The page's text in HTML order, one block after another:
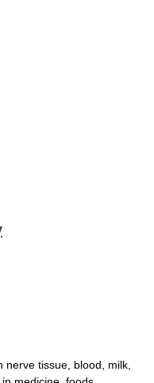
tissue, blood, milk,